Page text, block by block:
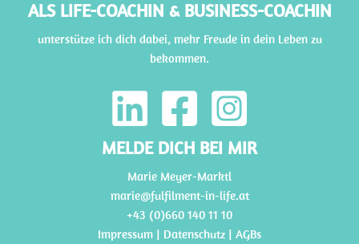
ALS LIFE-COACHIN & BUSINESS-COACHIN
unterstütze ich dich dabei, mehr Freude in dein Leben zu
bekommen.
MELDE DICH BEI MIR
Marie Meyer-Marktl
marie@fulfilment-in-life.at
+43 (0)660 140 11 10
Impressum | Datenschutz | AGBs